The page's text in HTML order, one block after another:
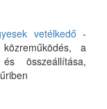
vetélkedő -
a
összeállítása,